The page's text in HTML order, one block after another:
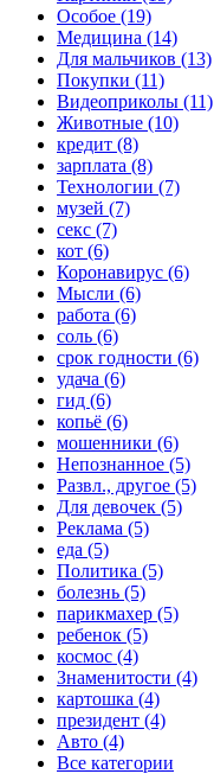
Особое (19)
Медицина (14)
Для мальчиков (13)
Покупки (11)
Видеоприколы (11)
Животные (10)
кредит (8)
зарплата (8)
Технологии (7)
музей (7)
секс (7)
кот (6)
Коронавирус (6)
Мысли (6)
работа (6)
соль (6)
срок годности (6)
удача (6)
гид (6)
копьё (6)
мошенники (6)
Непознанное (5)
Развл., другое (5)
Для девочек (5)
Реклама (5)
еда (5)
Политика (5)
болезнь (5)
парикмахер (5)
ребенок (5)
космос (4)
Знаменитости (4)
картошка (4)
президент (4)
Авто (4)
Все категории